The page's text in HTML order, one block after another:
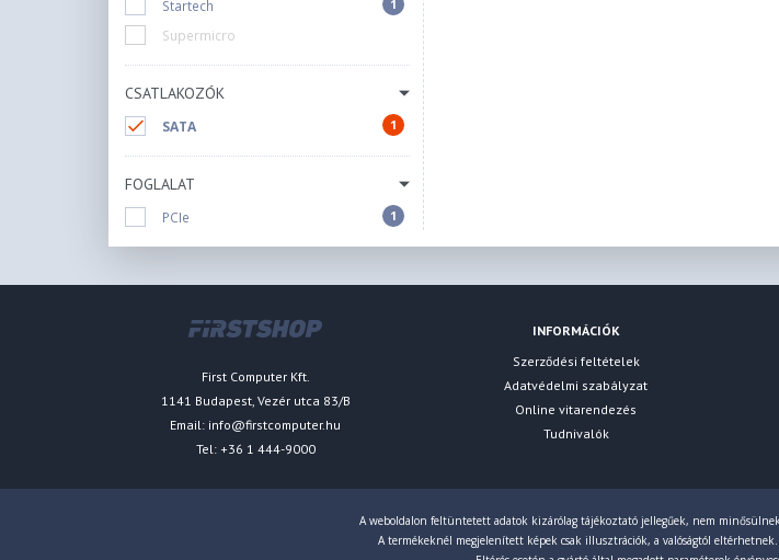
Startech 1
Supermicro
CSATLAKOZÓK
SATA 1
FOGLALAT
PCIe 1
First Computer Kft.
1141 Budapest, Vezér utca 83/B
Email: info@firstcomputer.hu
Tel: +36 1 444-9000
INFORMÁCIÓK
Szerződési feltételek
Adatvédelmi szabályzat
Online vitarendezés
Tudnivalók
A weboldalon feltüntetett adatok kizárólag tájékoztató jellegűek, nem
A termékeknél megjelenített képek csak illusztrációk, a valóságtól